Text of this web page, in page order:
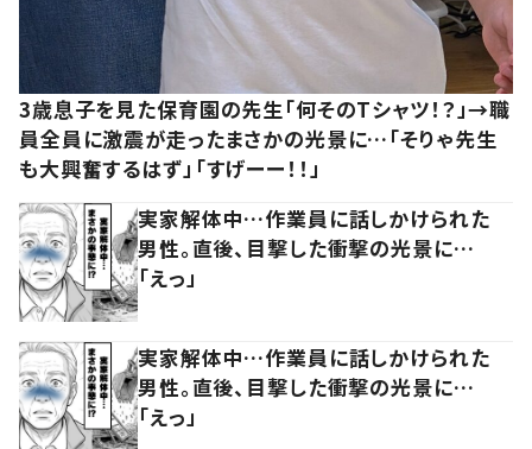
3歳息子を見た保育園の先生「何そのTシャツ！？」→職
員全員に激震が走ったまさかの光景に…「そりゃ先生
も大興奮するはず」「すげーー！！」
実家解体中…作業員に話しかけられた
男性。直後、目撃した衝撃の光景に…
「えっ」
実家解体中…作業員に話しかけられた
男性。直後、目撃した衝撃の光景に…
「えっ」